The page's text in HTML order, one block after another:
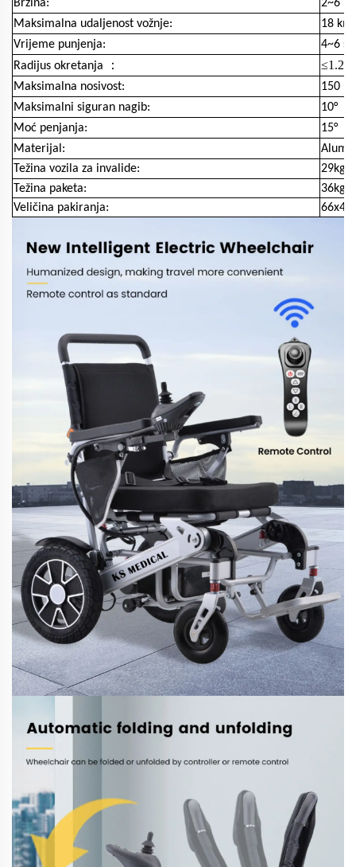
Brzina:
2~6
Maksimalna udaljenost vožnje:
18
Vrijeme punjenja:
4~6
Radijus okretanja
： ≤1.2
Maksimalna nosivost:
150
Maksimalni siguran nagib:
10°
Moć penjanja:
15°
Materijal:
Težina vozila za invalide:
29kg
Težina paketa:
36kg
Veličina pakiranja: